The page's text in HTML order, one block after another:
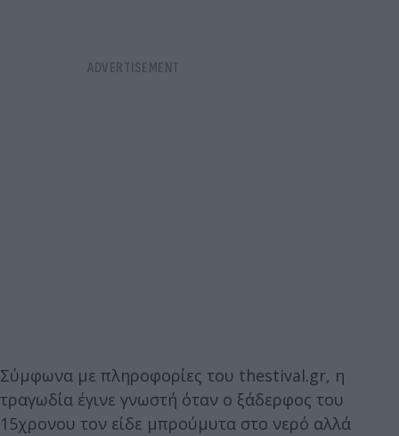
Σύμφωνα με πληροφορίες του thestival.gr, η
τραγωδία έγινε γνωστή όταν ο ξάδερφος του
15χρονου τον είδε μπρούμυτα στο νερό αλλά